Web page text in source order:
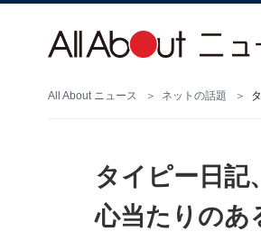
All About ニュース ネットの話題
タイピー日記
心当たりのあ